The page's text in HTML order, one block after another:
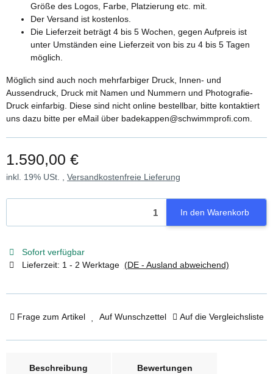
Größe des Logos, Farbe, Platzierung etc. mit.
Der Versand ist kostenlos.
Die Lieferzeit beträgt 4 bis 5 Wochen, gegen Aufpreis ist
unter Umständen eine Lieferzeit von bis zu 4 bis 5 Tagen
möglich.
Möglich sind auch noch mehrfarbiger Druck, Innen- und
Aussendruck, Druck mit Namen und Nummern und Photografie-
Druck einfarbig. Diese sind nicht online bestellbar, bitte kontaktiert
uns dazu bitte per eMail über badekappen@schwimmprofi.com.
1.590,00 €
inkl. 19% USt. , Versandkostenfreie Lieferung
In den Warenkorb
Sofort verfügbar
Lieferzeit: 1 - 2 Werktage (DE - Ausland abweichend)
Frage zum Artikel Auf Wunschzettel Auf die Vergleichsliste
Beschreibung
Bewertungen